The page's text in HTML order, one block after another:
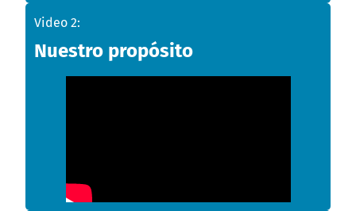
Video 2:
Nuestro propósito